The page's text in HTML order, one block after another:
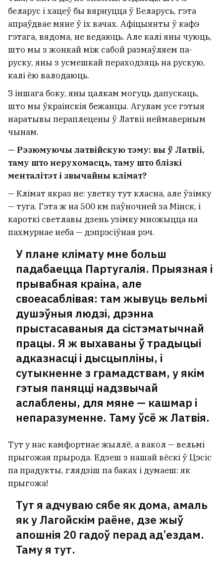
беларус і хацеў бы вярнуцца ў Беларусь, гэта
апраўдвае мяне ў іх вачах. Афіцыянты ў кафэ
гэтага, вядома, не ведаюць. Але калі яны чуюць,
што мы з жонкай між сабой размаўляем па-
руску, яны з усмешкай пераходзяць на рускую,
калі ёю валодаюць.
З іншага боку, яны цалкам могуць дапускаць,
што мы ўкраінскія бежанцы. Агулам усе гэтыя
наратывы пераплецены ў Латвіі неймаверным
чынам.
— Рэзюмуючы латвійскую тэму: вы ў Латвіі,
таму што нерухомасць, таму што блізкі
менталітэт і звычайны клімат?
— Клімат якраз не: улетку тут класна, але ўзімку
— туга. Гэта ж на 500 км паўночней за Мінск, і
кароткі светлавы дзень узімку множыцца на
пахмурнае неба — дэпрэсіўная рэч.
У плане клімату мне больш
падабаецца Партугалія. Прыязная і
прывабная краіна, але
своеасаблівая: там жывуць вельмі
душэўныя людзі, дрэнна
прыстасаваныя да сістэматычнай
працы. Я ж выхаваны ў традыцыі
адказнасці і дысцыпліны, і
сутыкненне з грамадствам, у якім
гэтыя паняцці надзвычай
аслаблены, для мяне — кашмар і
непаразуменне. Таму ўсё ж Латвія.
Тут у нас камфортнае жыллё, а вакол — вельмі
прыгожая прырода. Едзеш з нашай вёскі ў Цэсіс
па прадукты, глядзіш па баках і думаеш: як
прыгожа!
Тут я адчуваю сябе як дома, амаль
як у Лагойскім раёне, дзе жыў
апошнія 20 гадоў перад ад’ездам.
Таму я тут.